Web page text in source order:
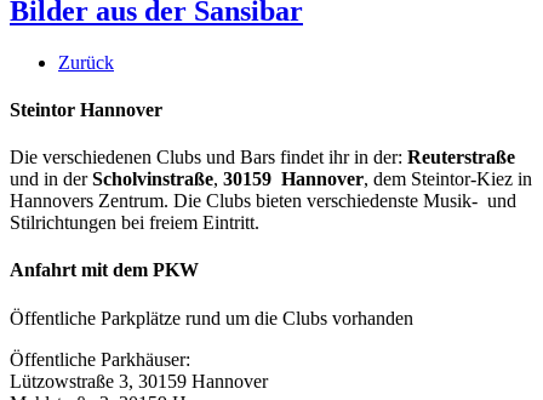
Bilder aus der Sansibar
Zurück
Steintor Hannover
Die verschiedenen Clubs und Bars findet ihr in der: Reuterstraße
und in derScholvinstraße, 30159 Hannover, dem Steintor-Kiez in
Hannovers Zentrum. Die Clubs bieten verschiedenste Musik- und
Stilrichtungen bei freiem Eintritt.
Anfahrt mit dem PKW
Öffentliche Parkplätze rund um die Clubs vorhanden
Öffentliche Parkhäuser:
Lützowstraße 3, 30159 Hannover